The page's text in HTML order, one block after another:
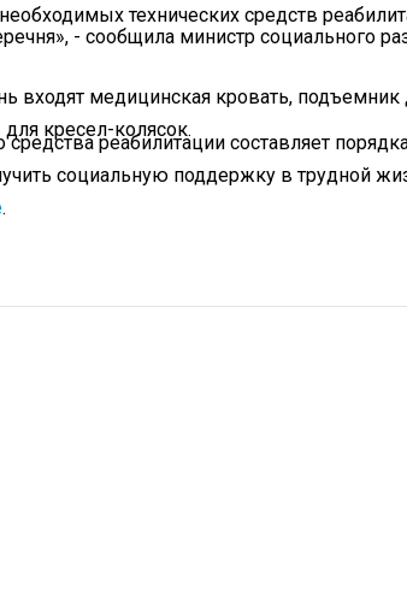
технических средств
- сообщила министр социального
входят медицинская кровать, подъемник
кресел-колясок.
средства реабилитации составляет
социальную поддержку в трудной
.